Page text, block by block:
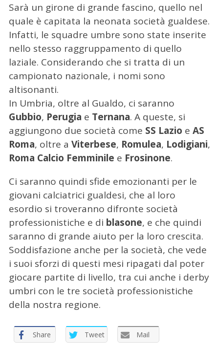
Sarà un girone di grande fascino, quello nel
quale è capitata la neonata società gualdese.
Infatti, le squadre umbre sono state inserite
nello stesso raggruppamento di quello
laziale. Considerando che si tratta di un
campionato nazionale, i nomi sono
altisonanti.
In Umbria, oltre al Gualdo, ci saranno
Gubbio, Perugia e Ternana. A queste, si
aggiungono due società come SS Lazio e AS
Roma, oltre a Viterbese, Romulea, Lodigiani,
Roma Calcio Femminile e Frosinone.
Ci saranno quindi sfide emozionanti per le
giovani calciatrici gualdesi, che al loro
esordio si troveranno difronte società
professionistiche e di blasone, e che quindi
saranno di grande aiuto per la loro crescita.
Soddisfazione anche per la società, che vede
i suoi sforzi di questi mesi ripagati dal poter
giocare partite di livello, tra cui anche i derby
umbri con le tre società professionistiche
della nostra regione.
Share Tweet Mail